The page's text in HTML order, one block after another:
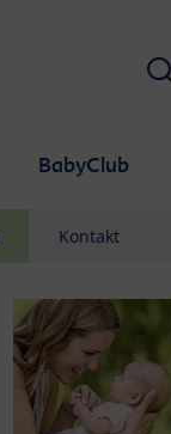
BabyClub
Kontakt